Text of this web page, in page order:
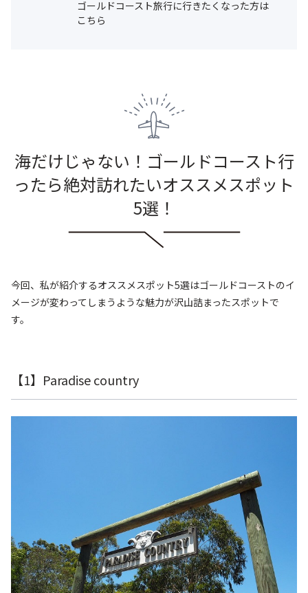
ゴールドコースト旅行に行きたくなった方は
こちら
海だけじゃない！ゴールドコースト行
ったら絶対訪れたいオススメスポット
5選！
今回、私が紹介するオススメスポット5選はゴールドコーストのイ
メージが変わってしまうような魅力が沢山詰まったスポットで
す。
【1】Paradise country